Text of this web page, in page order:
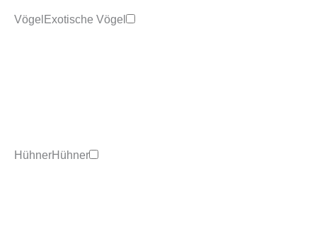
Vögel Exotische Vögel
HühnerHühner